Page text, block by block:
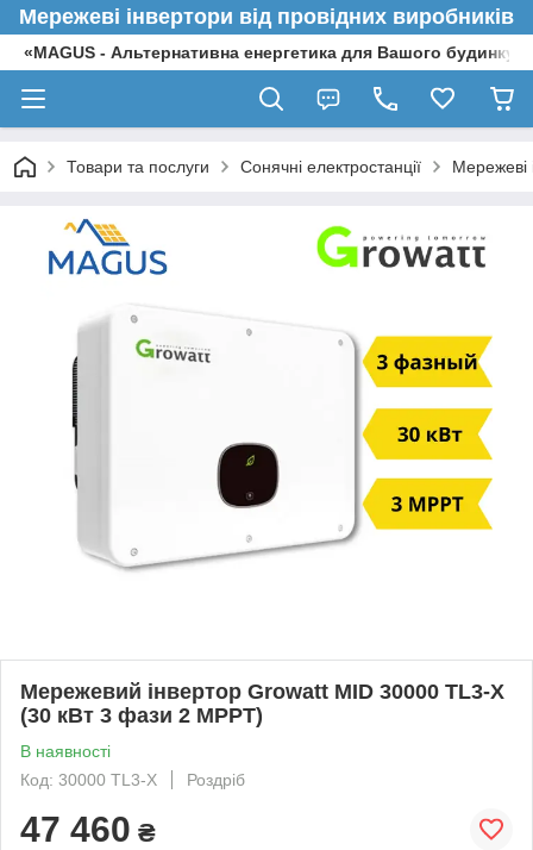
Мережеві інвертори від провідних виробників
«MAGUS - Альтернативна енергетика для Вашого будинку»
Товари та послуги Сонячні електростанції Мережеві
Мережевий інвертор Growatt MID 30000 TL3-X
(30 кВт 3 фази 2 MPPT)
В наявності
Код: 30000 TL3-X
Роздріб
47 460 ₴